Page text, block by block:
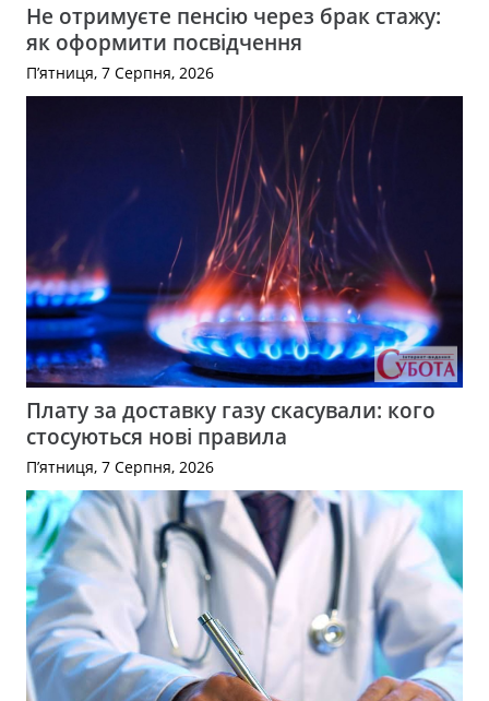
Не отримуєте пенсію через брак стажу:
як оформити посвідчення
П’ятниця, 7 Серпня, 2026
Плату за доставку газу скасували: кого
стосуються нові правила
П’ятниця, 7 Серпня, 2026